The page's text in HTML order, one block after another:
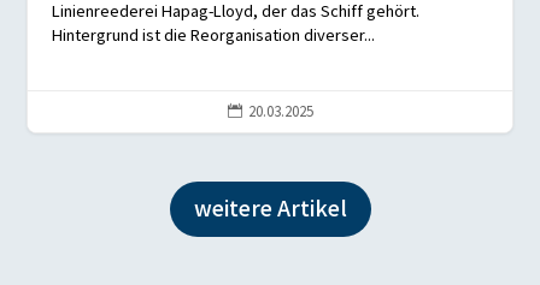
Linienreederei Hapag-Lloyd, der das Schiff gehört.
Hintergrund ist die Reorganisation diverser...
 20.03.2025
weitere Artikel